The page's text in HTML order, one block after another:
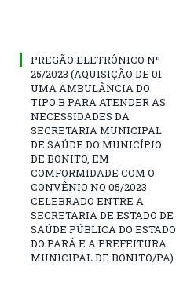
PREGÃO ELETRÔNICO Nº
25/2023 (AQUISIÇÃO DE 01
UMA AMBULÂNCIA DO
TIPO B PARA ATENDER AS
NECESSIDADES DA
SECRETARIA MUNICIPAL
DE SAÚDE DO MUNICÍPIO
DE BONITO, EM
COMFORMIDADE COM O
CONVÊNIO NO 05/2023
CELEBRADO ENTRE A
SECRETARIA DE ESTADO DE
SAÚDE PÚBLICA DO ESTADO
DO PARÁ E A PREFEITURA
MUNICIPAL DE BONITO/PA)